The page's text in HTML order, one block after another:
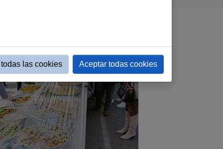
las cookies Aceptar todas cookies